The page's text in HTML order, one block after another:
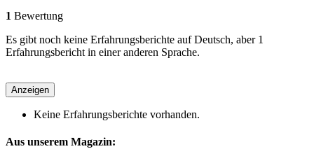
1 Bewertung
Es gibt noch keine Erfahrungsberichte auf Deutsch, aber 1
Erfahrungsbericht in einer anderen Sprache.
Anzeigen
Keine Erfahrungsberichte vorhanden.
Aus unserem Magazin: